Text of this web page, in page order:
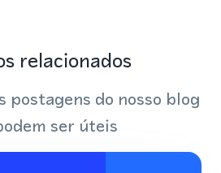
relacionados
postagens do nosso blog
ser úteis